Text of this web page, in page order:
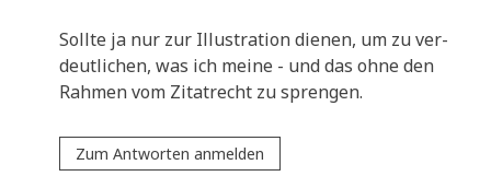
Soll­te ja nur zur Illu­stra­ti­on die­nen, um zu ver­
deut­li­chen, was ich mei­ne - und das ohne den
Rah­men vom Zitat­recht zu sprengen.
Zum Antworten anmelden